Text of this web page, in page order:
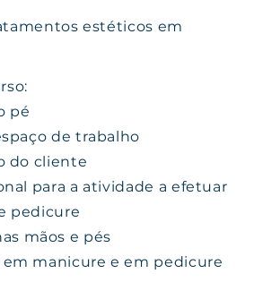
estéticos em
pé
de trabalho
do cliente
para a atividade a efetuar
pedicure
mãos e pés
manicure e em pedicure